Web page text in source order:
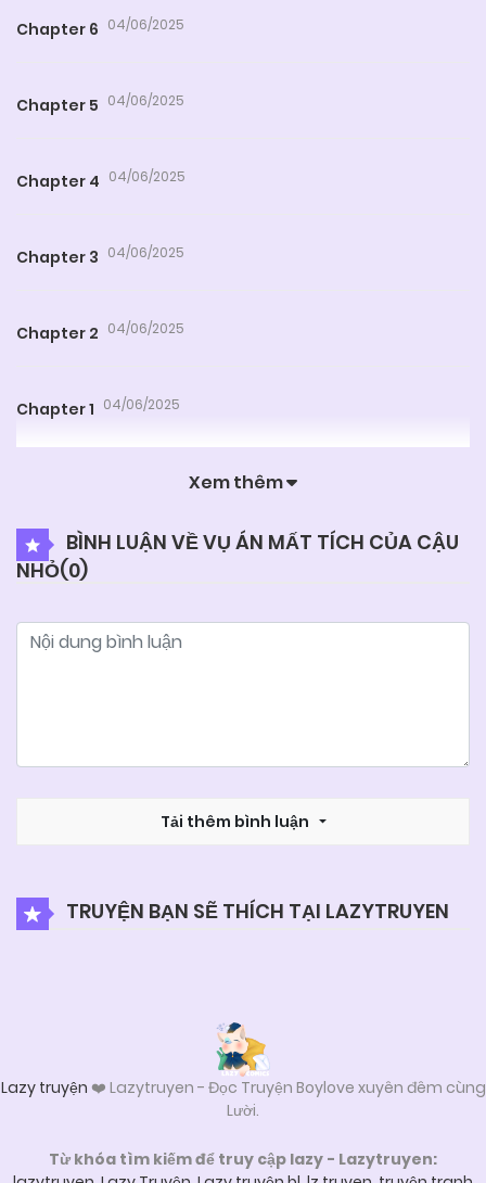
Chapter 6 04/06/2025
Chapter 5 04/06/2025
Chapter 4 04/06/2025
Chapter 3 04/06/2025
Chapter 2 04/06/2025
Chapter 1 04/06/2025
Xem thêm
BÌNH LUẬN VỀ VỤ ÁN MẤT TÍCH CỦA CẬU
NHỎ(0)
Tải thêm bình luận
TRUYỆN BẠN SẼ THÍCH TẠI LAZYTRUYEN
Lazy truyện ❤️ Lazytruyen - Đọc Truyện Boylove xuyên đêm cùng
Lười.
Từ khóa tìm kiếm để truy cập lazy - Lazytruyen: